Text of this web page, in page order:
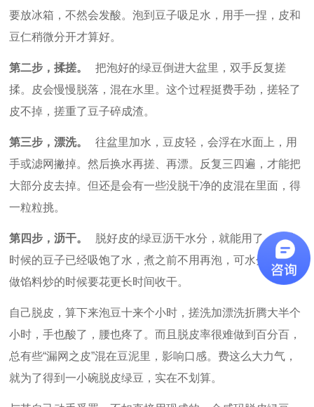
要放冰箱，不然会发酸。泡到豆子吸足水，用手一捏，皮和
豆仁稍微分开才算好。
第二步，揉搓。
把泡好的绿豆倒进大盆里，双手反复搓
揉。皮会慢慢脱落，混在水里。这个过程挺费手劲，搓轻了
皮不掉，搓重了豆子碎成渣。
第三步，漂洗。
往盆里加水，豆皮轻，会浮在水面上，用
手或滤网撇掉。然后换水再搓、再漂。反复三四遍，才能把
大部分皮去掉。但还是会有一些没脱干净的皮混在里面，得
一粒粒挑。
第四步，沥干。
脱好皮的绿豆沥干水分，就能用了。但这
时候的豆子已经吸饱了水，煮之前不用再泡，可水分偏多，
做馅料炒的时候要花更长时间收干。
自己脱皮，算下来泡豆十来个小时，搓洗加漂洗折腾大半个
小时，手也酸了，腰也疼了。而且脱皮率很难做到百分百，
总有些“漏网之皮”混在豆泥里，影响口感。费这么大力气，
就为了得到一小碗脱皮绿豆，实在不划算。